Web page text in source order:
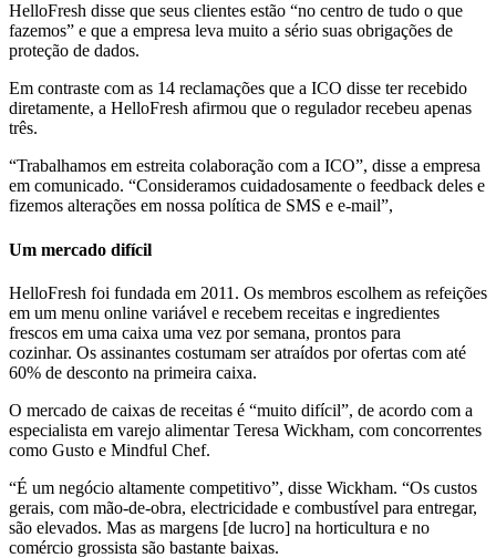
HelloFresh disse que seus clientes estão “no centro de tudo o que
fazemos” e que a empresa leva muito a sério suas obrigações de
proteção de dados.
Em contraste com as 14 reclamações que a ICO disse ter recebido
diretamente, a HelloFresh afirmou que o regulador recebeu apenas
três.
“Trabalhamos em estreita colaboração com a ICO”, ​​disse a empresa
em comunicado. “Consideramos cuidadosamente o feedback deles e
fizemos alterações em nossa política de SMS e e-mail”,
Um mercado difícil
HelloFresh foi fundada em 2011. Os membros escolhem as refeições
em um menu online variável e recebem receitas e ingredientes
frescos em uma caixa uma vez por semana, prontos para
cozinhar. Os assinantes costumam ser atraídos por ofertas com até
60% de desconto na primeira caixa.
O mercado de caixas de receitas é “muito difícil”, de acordo com a
especialista em varejo alimentar Teresa Wickham, com concorrentes
como Gusto e Mindful Chef.
“É um negócio altamente competitivo”, disse Wickham. “Os custos
gerais, com mão-de-obra, electricidade e combustível para entregar,
são elevados. Mas as margens [de lucro] na horticultura e no
comércio grossista são bastante baixas.